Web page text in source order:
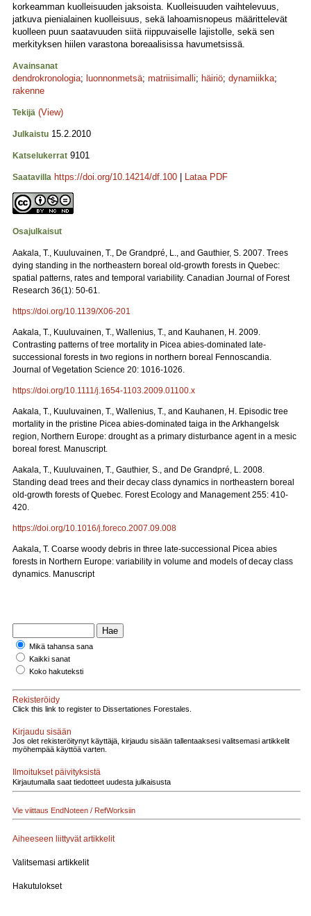
korkeamman kuolleisuuden jaksoista. Kuolleisuuden vaihtelevuus,
jatkuva pienialainen kuolleisuus, sekä lahoamisnopeus määrittelevät
kuolleen puun saatavuuden siitä riippuvaiselle lajistolle, sekä sen
merkityksen hiilen varastona boreaalisissa havumetsissä.
Avainsanat
dendrokronologia; luonnonmetsä; matriisimalli; häiriö; dynamiikka;
rakenne
Tekijä (View)
Julkaistu 15.2.2010
Katselukerrat 9101
Saatavilla https://doi.org/10.14214/df.100 Lataa PDF
Osajulkaisut
Aakala, T., Kuuluvainen, T., De Grandpré, L., and Gauthier, S. 2007. Trees
dying standing in the northeastern boreal old-growth forests in Quebec:
spatial patterns, rates and temporal variability. Canadian Journal of Forest
Research 36(1): 50-61.
https://doi.org/10.1139/X06-201
Aakala, T., Kuuluvainen, T., Wallenius, T., and Kauhanen, H. 2009.
Contrasting patterns of tree mortality in Picea abies-dominated late-
successional forests in two regions in northern boreal Fennoscandia.
Journal of Vegetation Science 20: 1016-1026.
https://doi.org/10.1111/j.1654-1103.2009.01100.x
Aakala, T., Kuuluvainen, T., Wallenius, T., and Kauhanen, H. Episodic tree
mortality in the pristine Picea abies-dominated taiga in the Arkhangelsk
region, Northern Europe: drought as a primary disturbance agent in a mesic
boreal forest. Manuscript.
Aakala, T., Kuuluvainen, T., Gauthier, S., and De Grandpré, L. 2008.
Standing dead trees and their decay class dynamics in northeastern boreal
old-growth forests of Quebec. Forest Ecology and Management 255: 410-
420.
https://doi.org/10.1016/j.foreco.2007.09.008
Aakala, T. Coarse woody debris in three late-successional Picea abies
forests in Northern Europe: variability in volume and models of decay class
dynamics. Manuscript
Mikä tahansa sana
Kaikki sanat
Koko hakuteksti
Rekisteröidy
Click this link to register to Dissertationes Forestales.
Kirjaudu sisään
Jos olet rekisteröitynyt käyttäjä, kirjaudu sisään tallentaaksesi valitsemasi artikkelit
myöhempää käyttöä varten.
Ilmoitukset päivityksistä
Kirjautumalla saat tiedotteet uudesta julkaisusta
Vie viittaus EndNoteen / RefWorksiin
Aiheeseen liittyvät artikkelit
Valitsemasi artikkelit
Hakutulokset